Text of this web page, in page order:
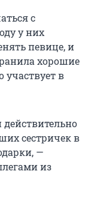
с
у них
певице, и
хорошие
в
сестричек в
—
из